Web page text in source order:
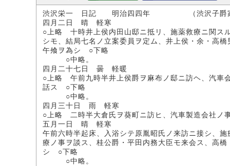
渋沢栄一 日記 明治四四年 （渋沢子爵家
四月二日 晴 軽寒
○上略 十時井上侯内田山邸ニ抵リ、施薬救療ニ関ス
シモ、結局七名ノ立案委員ヲ定ム、井上侯・余・高
午飧ヲ為シ ○下略
○中略。
四月二十七日 曇 軽暖
○上略 午前九時半井上侯爵ヲ麻布ノ邸ニ訪ヘ、汽車
話ス ○下略
○中略。
四月三十日 雨 軽寒
○上略 二時半大倉氏ヲ葵町ニ訪ヒ、汽車製造会社
五月一日 晴 軽寒
午前六時半起床、入浴シテ原胤昭氏ノ来訪ニ接シ
療ノ事ヲ談ス、桂公爵・平田内務大臣モ来会ス、高
シ ○下略
○中略。